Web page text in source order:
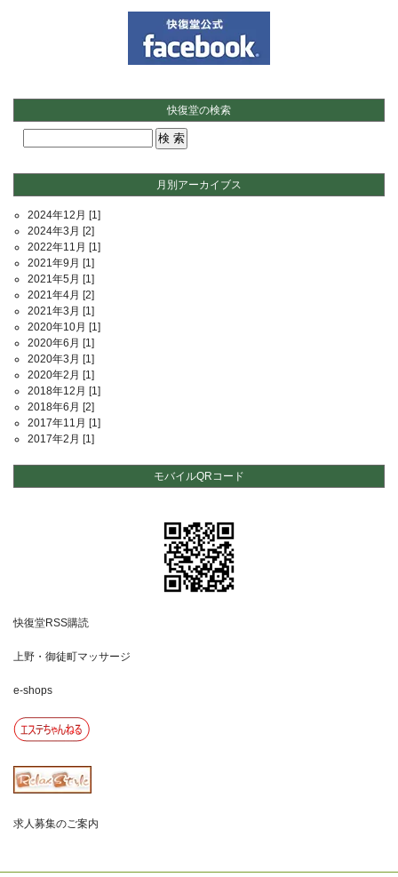
快復堂の検索
月別アーカイブス
2024年12月 [1]
2024年3月 [2]
2022年11月 [1]
2021年9月 [1]
2021年5月 [1]
2021年4月 [2]
2021年3月 [1]
2020年10月 [1]
2020年6月 [1]
2020年3月 [1]
2020年2月 [1]
2018年12月 [1]
2018年6月 [2]
2017年11月 [1]
2017年2月 [1]
モバイルQRコード
快復堂RSS購読
上野・御徒町マッサージ
e-shops
求人募集のご案内